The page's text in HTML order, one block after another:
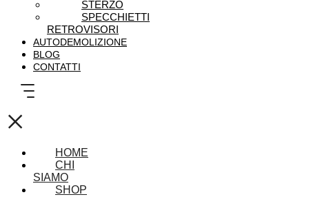
STERZO
SPECCHIETTI
RETROVISORI
AUTODEMOLIZIONE
BLOG
CONTATTI
×
HOME
CHI
SIAMO
SHOP